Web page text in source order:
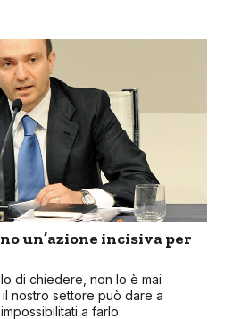
un’azione incisiva per
di chiedere, non lo è mai
nostro settore può dare a
a farlo